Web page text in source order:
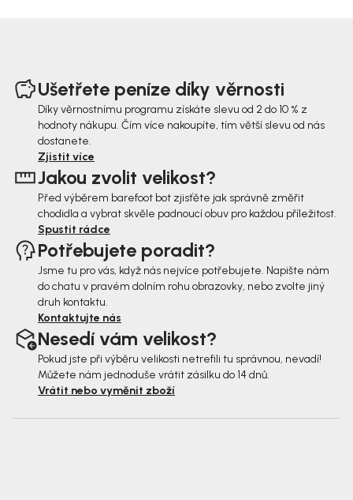
Ušetřete peníze díky věrnosti
Díky věrnostnímu programu získáte slevu od 2 do 10 % z
hodnoty nákupu. Čím více nakoupíte, tím větší slevu od nás
dostanete.
Zjistit více
Jakou zvolit velikost?
Před výběrem barefoot bot zjisťěte jak správně změřit
chodidla a vybrat skvěle padnoucí obuv pro každou příležitost.
Spustit rádce
Potřebujete poradit?
Jsme tu pro vás, když nás nejvíce potřebujete. Napište nám
do chatu v pravém dolním rohu obrazovky, nebo zvolte jiný
druh kontaktu.
Kontaktujte nás
Nesedí vám velikost?
Pokud jste při výběru velikosti netrefili tu správnou, nevadí!
Můžete nám jednoduše vrátit zásilku do 14 dnů.
Vrátit nebo vyměnit zboží